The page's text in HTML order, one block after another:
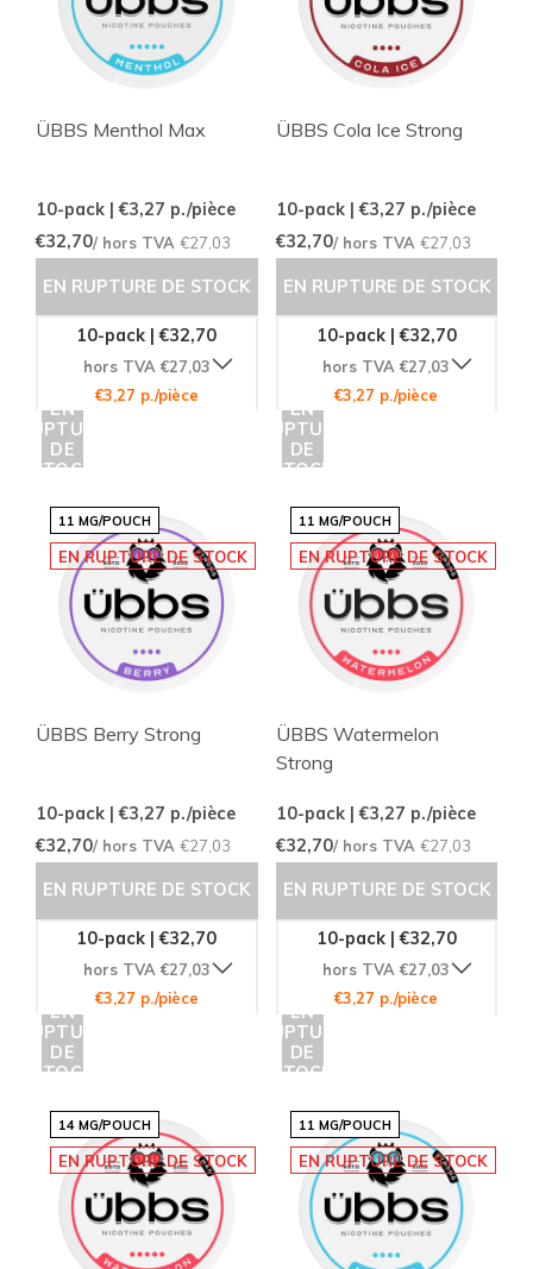
ÜBBS Menthol Max
10-pack | €3,27 p./pièce
€32,70/ hors TVA €27,03
EN RUPTURE DE STOCK
10-pack | €32,70
hors TVA €27,03
€3,27 p./pièce
EN
RUPTURE
DE
STOCK
ÜBBS Cola Ice Strong
10-pack | €3,27 p./pièce
€32,70/ hors TVA €27,03
EN RUPTURE DE STOCK
10-pack | €32,70
hors TVA €27,03
€3,27 p./pièce
EN
RUPTURE
DE
STOCK
11 MG/POUCH
EN RUPTURE DE STOCK
ÜBBS Berry Strong
10-pack | €3,27 p./pièce
€32,70/ hors TVA €27,03
EN RUPTURE DE STOCK
10-pack | €32,70
hors TVA €27,03
€3,27 p./pièce
EN
RUPTURE
DE
STOCK
11 MG/POUCH
EN RUPTURE DE STOCK
ÜBBS Watermelon
Strong
10-pack | €3,27 p./pièce
€32,70/ hors TVA €27,03
EN RUPTURE DE STOCK
10-pack | €32,70
hors TVA €27,03
€3,27 p./pièce
EN
RUPTURE
DE
STOCK
14 MG/POUCH
EN RUPTURE DE STOCK
11 MG/POUCH
EN RUPTURE DE STOCK